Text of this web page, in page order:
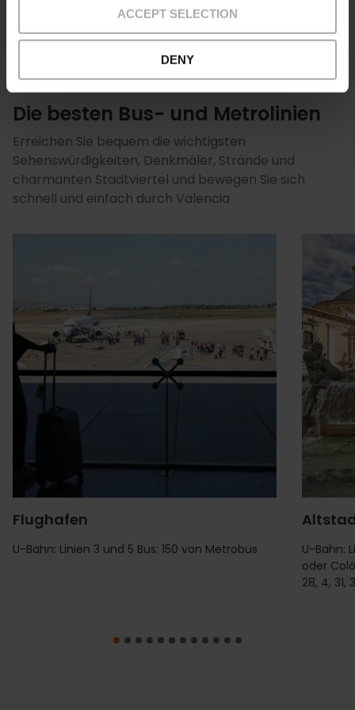
ACCEPT SELECTION
DENY
Die besten Bus- und Metrolinien
Erreichen Sie bequem die wichtigsten
Sehenswürdigkeiten, Denkmäler, Strände und
charmanten Stadtviertel und bewegen Sie sich
schnell und einfach durch Valencia
Flughafen
U-Bahn: Linien 3 und 5 Bus: 150 von Metrobus
U-Bahn:
oder
28, 4, 31,